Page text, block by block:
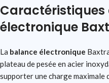
électronique
La balance électronique
plateau de pesée en acier
supporter une charge maximale